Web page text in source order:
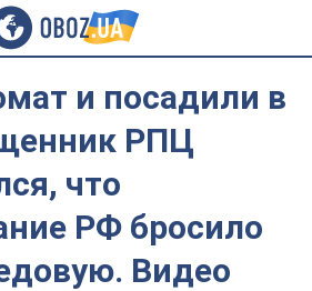
и посадили в
РПЦ
что
РФ бросило
Видео